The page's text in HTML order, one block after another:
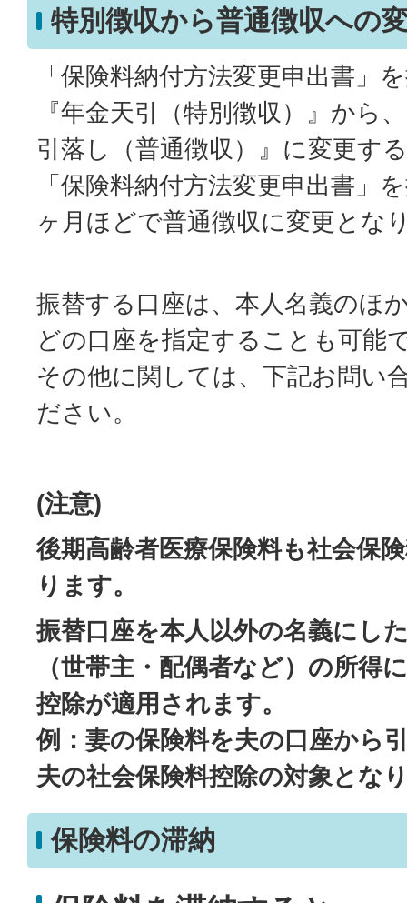
特別徴収から普通徴収への
「保険料納付方法変更申出書」
『年金天引（特別徴収）』から
引落し（普通徴収）』に変更す
「保険料納付方法変更申出書」
ヶ月ほどで普通徴収に変更とな
振替する口座は、本人名義のほ
どの口座を指定することも可能
その他に関しては、下記お問い
ださい。
(注意)
後期高齢者医療保険料も社会保
ります。
振替口座を本人以外の名義にし
（世帯主・配偶者など）の所得
控除が適用されます。
例：妻の保険料を夫の口座から
夫の社会保険料控除の対象とな
保険料の滞納